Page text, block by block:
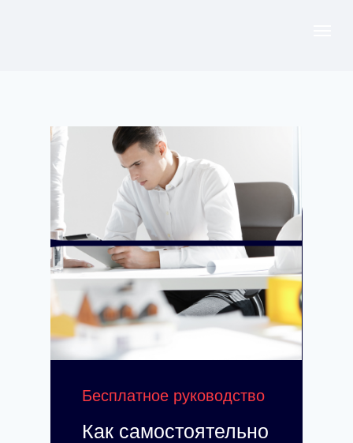
Как самостоятельно
Бесплатное руководство